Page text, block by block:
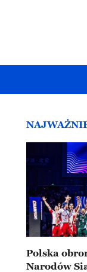
Polska
Narodów